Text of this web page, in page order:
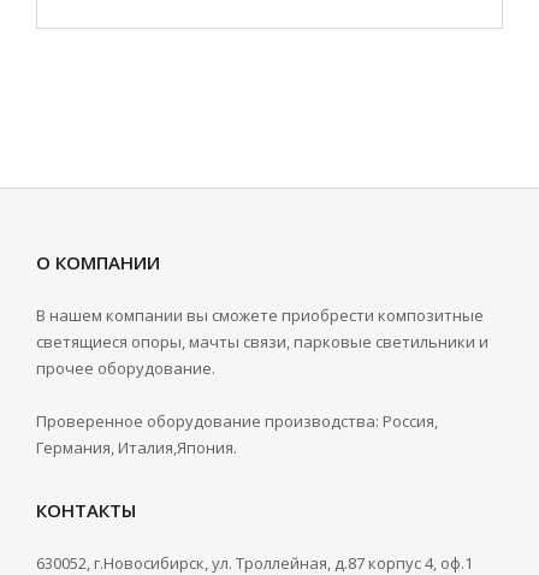
О КОМПАНИИ
В нашем компании вы сможете приобрести композитные
светящиеся опоры, мачты связи, парковые светильники и
прочее оборудование.
Проверенное оборудование производства: Россия,
Германия, Италия,Япония.
КОНТАКТЫ
630052, г.Новосибирск, ул. Троллейная, д.87 корпус 4, оф.1